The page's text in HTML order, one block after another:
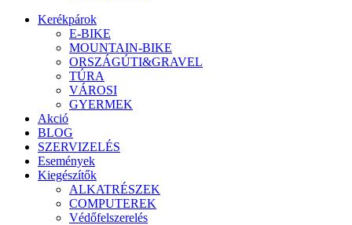
Kerékpárok
E-BIKE
MOUNTAIN-BIKE
ORSZÁGÚTI&GRAVEL
TÚRA
VÁROSI
GYERMEK
Akció
BLOG
SZERVIZELÉS
Események
Kiegészítők
ALKATRÉSZEK
COMPUTEREK
Védőfelszerelés